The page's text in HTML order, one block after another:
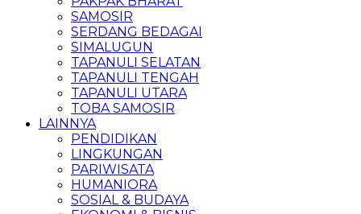
SAMOSIR
SERDANG BEDAGAI
SIMALUGUN
TAPANULI SELATAN
TAPANULI TENGAH
TAPANULI UTARA
TOBA SAMOSIR
LAINNYA
PENDIDIKAN
LINGKUNGAN
PARIWISATA
HUMANIORA
SOSIAL & BUDAYA